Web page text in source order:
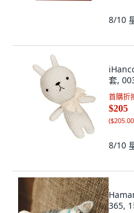
8/10
套,
首購折
$205
(
8/10
365,